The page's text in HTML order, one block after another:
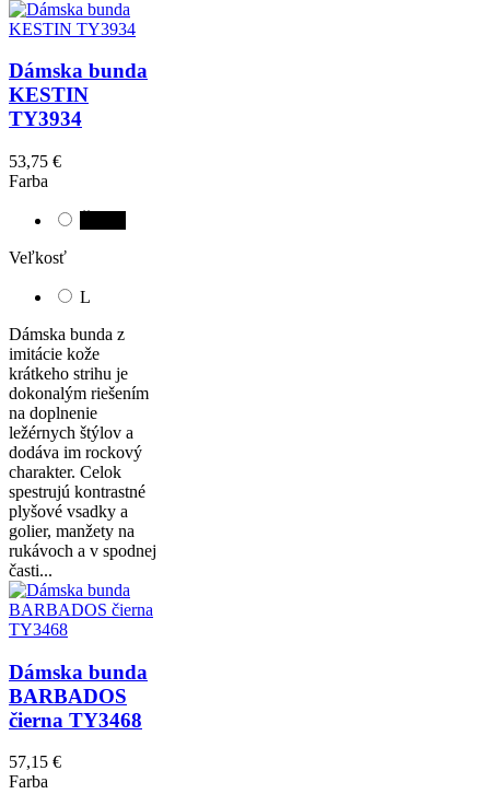
Dámska bunda
KESTIN
TY3934
53,75 €
Farba
Veľkosť
L
Dámska bunda z
imitácie kože
krátkeho strihu je
dokonalým riešením
na doplnenie
ležérnych štýlov a
dodáva im rockový
charakter. Celok
spestrujú kontrastné
plyšové vsadky a
golier, manžety na
rukávoch a v spodnej
časti...
Dámska bunda
BARBADOS
čierna TY3468
57,15 €
Farba